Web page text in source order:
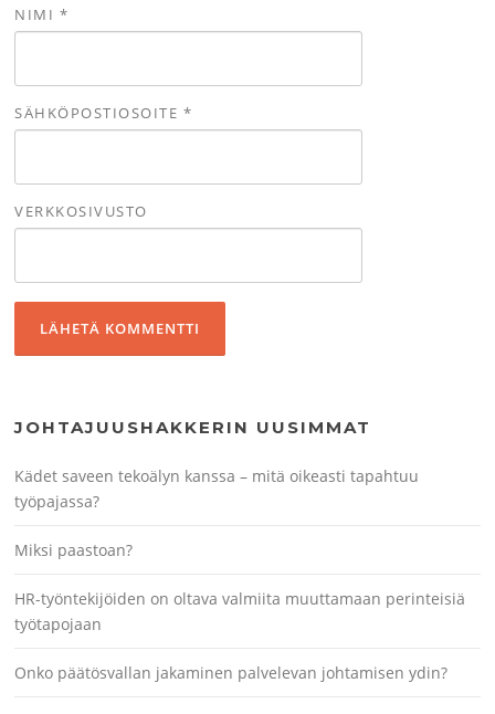
NIMI *
SÄHKÖPOSTIOSOITE *
VERKKOSIVUSTO
JOHTAJUUSHAKKERIN UUSIMMAT
Kädet saveen tekoälyn kanssa – mitä oikeasti tapahtuu
työpajassa?
Miksi paastoan?
HR-työntekijöiden on oltava valmiita muuttamaan perinteisiä
työtapojaan
Onko päätösvallan jakaminen palvelevan johtamisen ydin?